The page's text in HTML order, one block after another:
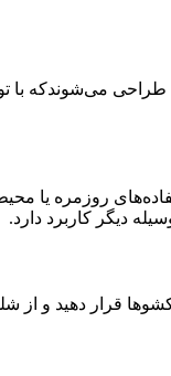
می‌شوندکه با
روزمره یا
دیگر کاربرد دارد.
قرار دهید و